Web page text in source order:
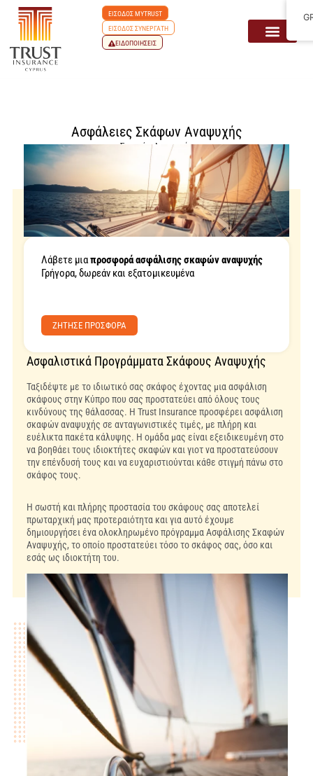
ΕΙΣΟΔΟΣ MYTRUST
ΕΙΣΟΔΟΣ ΣΥΝΕΡΓΑΤΗ
ΕΙΔΟΠΟΙΗΣΕΙΣ
Ασφάλειες Σκάφων Αναψυχής
Σκαφών Αναψυχής
Λάβετε μιαπροσφορά ασφάλισης σκαφών αναψυχής
Γρήγορα, δωρεάν και εξατομικευμένα
ZΗΤΗΣΕ ΠΡΟΣΦΟΡΑ
Ασφαλιστικά Προγράμματα Σκάφους Αναψυχής
Ταξιδέψτε με το ιδιωτικό σας σκάφος έχοντας μια ασφάλιση
σκάφους στην Κύπρο που σας προστατεύει από όλους τους
κινδύνους της θάλασσας. Η Trust Insurance προσφέρει ασφάλιση
σκαφών αναψυχής σε ανταγωνιστικές τιμές, με πλήρη και
ευέλικτα πακέτα κάλυψης. Η ομάδα μας είναι εξειδικευμένη στο
να βοηθάει τους ιδιοκτήτες σκαφών και γιοτ να προστατεύσουν
την επένδυσή τους και να ευχαριστιούνται κάθε στιγμή πάνω στο
σκάφος τους.
Η σωστή και πλήρης προστασία του σκάφους σας αποτελεί
πρωταρχική μας προτεραιότητα και για αυτό έχουμε
δημιουργήσει ένα ολοκληρωμένο πρόγραμμα Ασφάλισης Σκαφών
Αναψυχής, το οποίο προστατεύει τόσο το σκάφος σας, όσο και
εσάς ως ιδιοκτήτη του.